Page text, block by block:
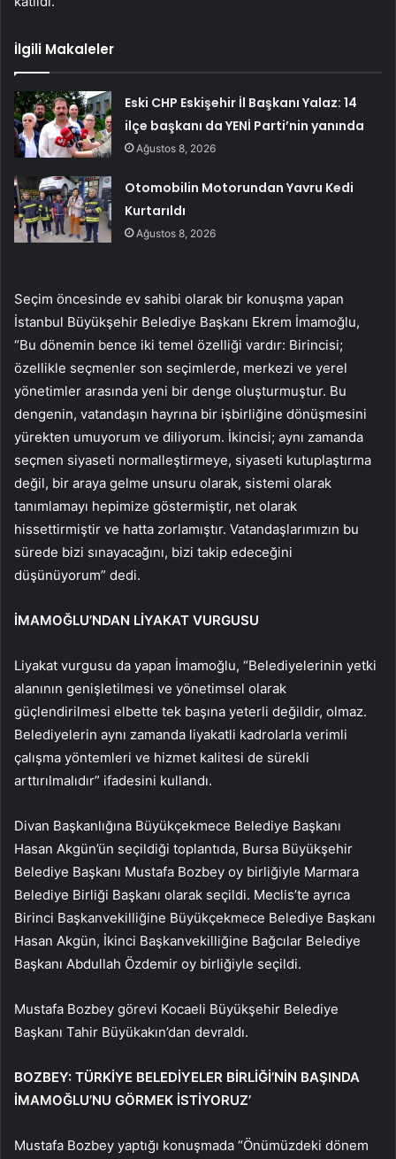
İlgili Makaleler
Eski CHP Eskişehir İl Başkanı Yalaz: 14
ilçe başkanı da YENİ Parti’nin yanında
Ağustos 8, 2026
Otomobilin Motorundan Yavru Kedi
Kurtarıldı
Ağustos 8, 2026
Seçim öncesinde ev sahibi olarak bir konuşma yapan
İstanbul Büyükşehir Belediye Başkanı Ekrem İmamoğlu,
“Bu dönemin bence iki temel özelliği vardır: Birincisi;
özellikle seçmenler son seçimlerde, merkezi ve yerel
yönetimler arasında yeni bir denge oluşturmuştur. Bu
dengenin, vatandaşın hayrına bir işbirliğine dönüşmesini
yürekten umuyorum ve diliyorum. İkincisi; aynı zamanda
seçmen siyaseti normalleştirmeye, siyaseti kutuplaştırma
değil, bir araya gelme unsuru olarak, sistemi olarak
tanımlamayı hepimize göstermiştir, net olarak
hissettirmiştir ve hatta zorlamıştır. Vatandaşlarımızın bu
sürede bizi sınayacağını, bizi takip edeceğini
düşünüyorum” dedi.
İMAMOĞLU’NDAN LİYAKAT VURGUSU
Liyakat vurgusu da yapan İmamoğlu, “Belediyelerinin yetki
alanının genişletilmesi ve yönetimsel olarak
güçlendirilmesi elbette tek başına yeterli değildir, olmaz.
Belediyelerin aynı zamanda liyakatli kadrolarla verimli
çalışma yöntemleri ve hizmet kalitesi de sürekli
arttırılmalıdır” ifadesini kullandı.
Divan Başkanlığına Büyükçekmece Belediye Başkanı
Hasan Akgün’ün seçildiği toplantıda, Bursa Büyükşehir
Belediye Başkanı Mustafa Bozbey oy birliğiyle Marmara
Belediye Birliği Başkanı olarak seçildi. Meclis’te ayrıca
Birinci Başkanvekilliğine Büyükçekmece Belediye Başkanı
Hasan Akgün, İkinci Başkanvekilliğine Bağcılar Belediye
Başkanı Abdullah Özdemir oy birliğiyle seçildi.
Mustafa Bozbey görevi Kocaeli Büyükşehir Belediye
Başkanı Tahir Büyükakın’dan devraldı.
BOZBEY: TÜRKİYE BELEDİYELER BİRLİĞİ’NİN BAŞINDA
İMAMOĞLU’NU GÖRMEK İSTİYORUZ’
Mustafa Bozbey yaptığı konuşmada “Önümüzdeki dönem